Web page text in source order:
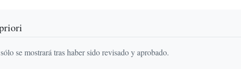
se mostrará tras haber sido revisado y aprobado.